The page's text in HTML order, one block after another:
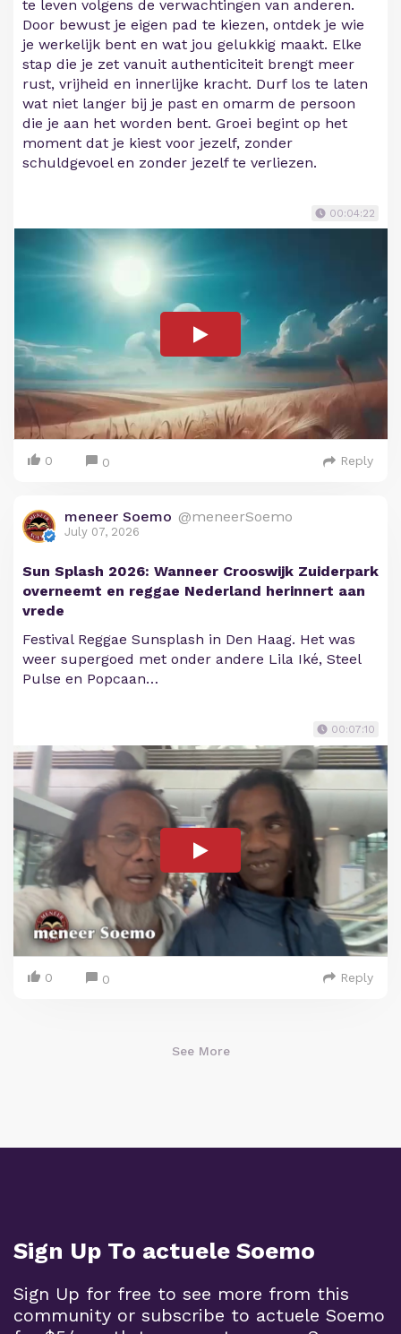
te leven volgens de verwachtingen van anderen.
Door bewust je eigen pad te kiezen, ontdek je wie
je werkelijk bent en wat jou gelukkig maakt. Elke
stap die je zet vanuit authenticiteit brengt meer
rust, vrijheid en innerlijke kracht. Durf los te laten
wat niet langer bij je past en omarm de persoon
die je aan het worden bent. Groei begint op het
moment dat je kiest voor jezelf, zonder
schuldgevoel en zonder jezelf te verliezen.
00:04:22
0 0 Reply
meneer Soemo @meneerSoemo
July 07, 2026
Sun Splash 2026: Wanneer Crooswijk Zuiderpark
overneemt en reggae Nederland herinnert aan
vrede
Festival Reggae Sunsplash in Den Haag. Het was
weer supergoed met onder andere Lila Iké, Steel
Pulse en Popcaan…
00:07:10
0 0 Reply
See More
Sign Up To actuele Soemo
Sign Up for free to see more from this
community or subscribe to actuele Soemo